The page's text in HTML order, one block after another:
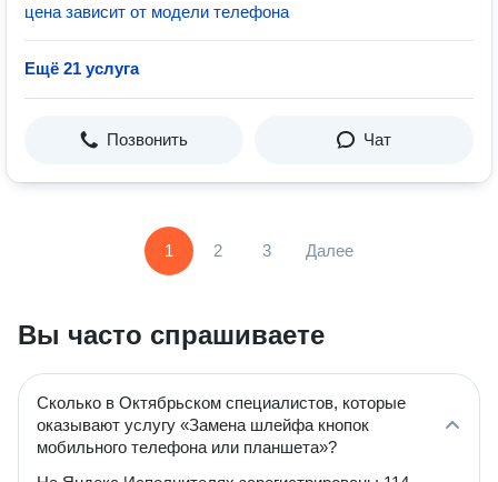
цена зависит от модели телефона
Ещё 21 услуга
Позвонить Чат
1 2 3 Далее
Вы часто спрашиваете
Сколько в Октябрьском специалистов, которые
оказывают услугу «Замена шлейфа кнопок
мобильного телефона или планшета»?